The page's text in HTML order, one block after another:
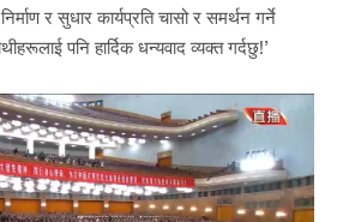
र सुधार कार्यप्रति चासो र समर्थन गर्ने
पनि हार्दिक धन्यवाद व्यक्त गर्दछु!’